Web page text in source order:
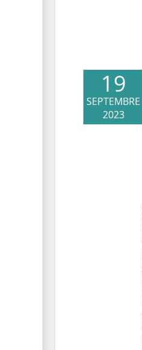
19
SEPTEMBRE
2023